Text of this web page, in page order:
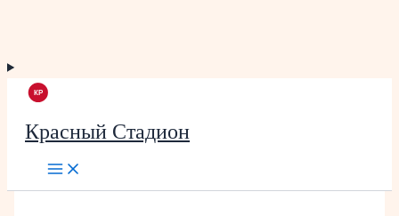
Красный Стадион